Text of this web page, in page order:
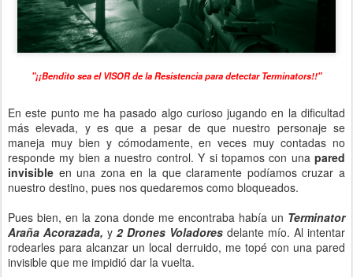
"¡¡Bendito sea el VISOR de la Resistencia para detectar Terminators!!"
En este punto me ha pasado algo curioso jugando en la dificultad
más elevada, y es que a pesar de que nuestro personaje se
maneja muy bien y cómodamente, en veces muy contadas no
responde my bien a nuestro control. Y si topamos con una pared
invisible en una zona en la que claramente podíamos cruzar a
nuestro destino, pues nos quedaremos como bloqueados.
Pues bien, en la zona donde me encontraba había un Terminator
Araña Acorazada, y 2 Drones Voladores delante mío. Al intentar
rodearles para alcanzar un local derruido, me topé con una pared
invisible que me impidió dar la vuelta.